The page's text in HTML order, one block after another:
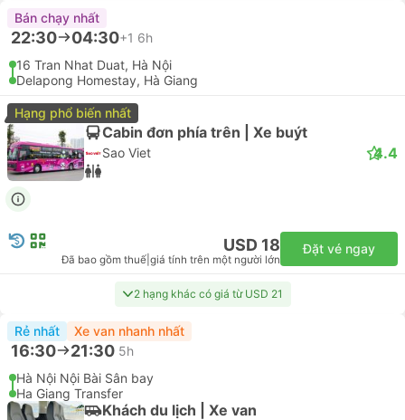
Bán chạy nhất
22:30 04:30+1 6h
16 Tran Nhat Duat, Hà Nội
Delapong Homestay, Hà Giang
Hạng phổ biến nhất
Cabin đơn phía trên | Xe buýt
Sao Viet 4.4
USD 18
Đã bao gồm thuế giá tính trên một người lớn
Đặt vé ngay
2 hạng khác có giá từ USD 21
Rẻ nhất Xe van nhanh nhất
16:30 21:30 5h
Hà Nội Nội Bài Sân bay
Ha Giang Transfer
Khách du lịch | Xe van